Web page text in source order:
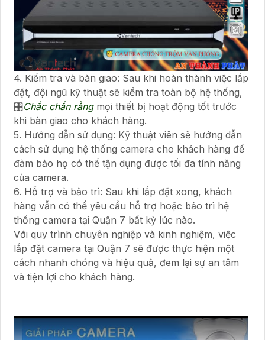
4. Kiểm tra và bàn giao: Sau khi hoàn thành việc lắp
đặt, đội ngũ kỹ thuật sẽ kiểm tra toàn bộ hệ thống,
🎛Chắc chắn rằngmọi thiết bị hoạt động tốt trước
khi bàn giao cho khách hàng.
5. Hướng dẫn sử dụng: Kỹ thuật viên sẽ hướng dẫn
cách sử dụng hệ thống camera cho khách hàng để
đảm bảo họ có thể tận dụng được tối đa tính năng
của camera.
6. Hỗ trợ và bảo trì: Sau khi lắp đặt xong, khách
hàng vẫn có thể yêu cầu hỗ trợ hoặc bảo trì hệ
thống camera tại Quận 7 bất kỳ lúc nào.
Với quy trình chuyên nghiệp và kinh nghiệm, việc
lắp đặt camera tại Quận 7 sẽ được thực hiện một
cách nhanh chóng và hiệu quả, đem lại sự an tâm
và tiện lợi cho khách hàng.